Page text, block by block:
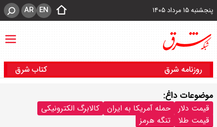
پنجشنبه ۱۵ مرداد ۱۴۰۵ EN
AR
روزنامه شرق کتاب شرق
موضوعات داغ:
قیمت دلار حمله آمریکا به ایران
کالابرگ الکترونیکی
قیمت طلا
تنگه هرمز